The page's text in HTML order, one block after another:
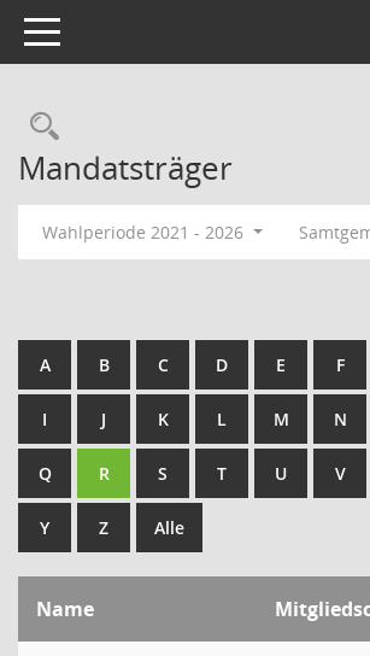
Toggle navigation
Rechercheauswahl
Mandatsträger
Wahlperiode 2021 - 2026
A B C D E F
I J K L M N
Q R S T U V
Y Z Alle
Name